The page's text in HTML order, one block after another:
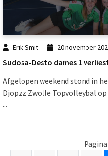
Erik Smit 20 november
Sudosa-Desto dames 1
Afgelopen weekend stond in
Djopzz Zwolle Topvolleybal
...
Pagina